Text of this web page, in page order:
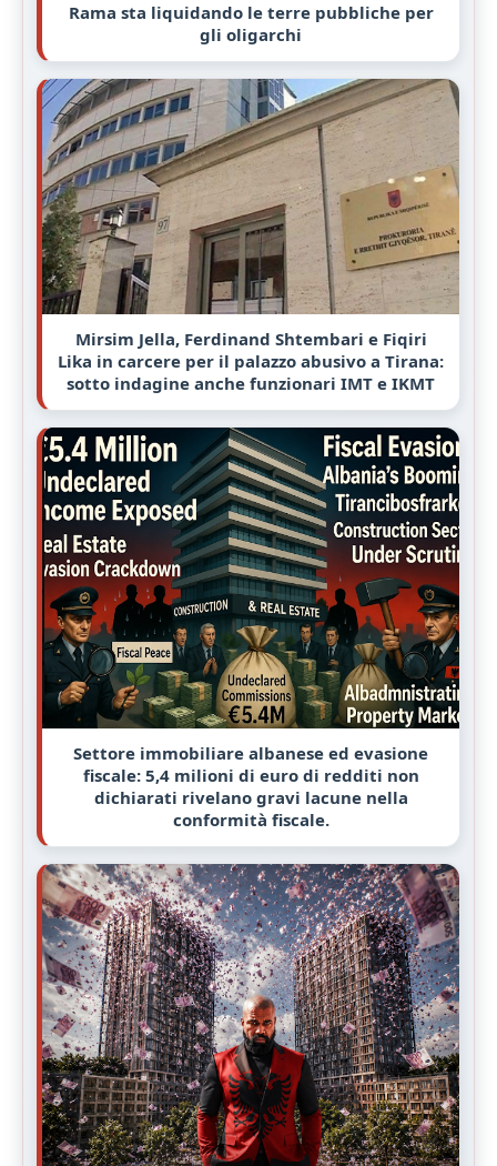
Rama sta liquidando le terre pubbliche per
gli oligarchi
Mirsim Jella, Ferdinand Shtembari e Fiqiri
Lika in carcere per il palazzo abusivo a Tirana:
sotto indagine anche funzionari IMT e IKMT
Settore immobiliare albanese ed evasione
fiscale: 5,4 milioni di euro di redditi non
dichiarati rivelano gravi lacune nella
conformità fiscale.